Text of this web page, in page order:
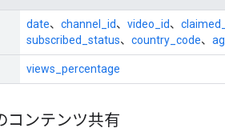
date、 channel_id、 video_id、
subscribed_status、 country_code、
views_percentage
コンテンツ共有